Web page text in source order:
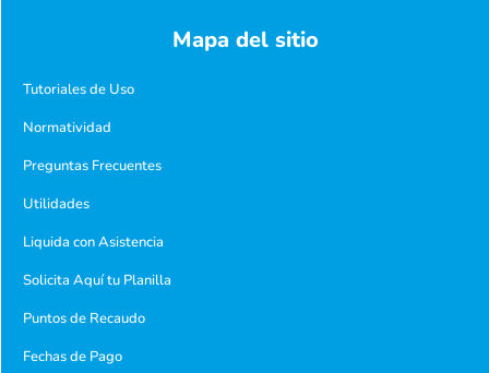
Mapa del sitio
Tutoriales de Uso
Normatividad
Preguntas Frecuentes
Utilidades
Liquida con Asistencia
Solicita Aquí tu Planilla
Puntos de Recaudo
Fechas de Pago